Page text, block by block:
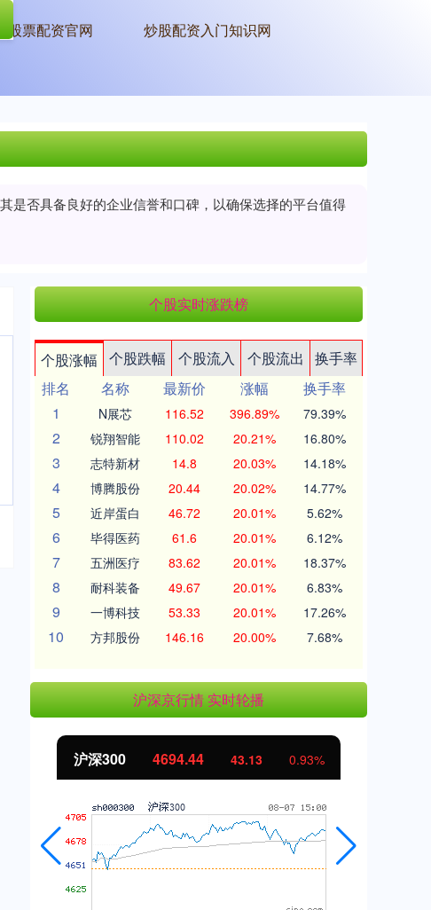
股票配资官网 炒股配资入门知识网
是否具备良好的企业信誉和口碑，以确保选择的平台值得
个股实时涨跌榜
个股涨幅 个股跌幅 个股流入 个股流出
换手率
排名
名称 最新价 涨幅
换手率
1
N展芯 116.52 396.89% 79.39%
2 锐翔智能 110.02 20.21% 16.80%
3 志特新材 14.8 20.03% 14.18%
4 博腾股份 20.44 20.02% 14.77%
5 近岸蛋白 46.72 20.01% 5.62%
6 毕得医药 61.6 20.01% 6.12%
7 五洲医疗 83.62 20.01% 18.37%
8 耐科装备 49.67 20.01% 6.83%
9 一博科技 53.33 20.01% 17.26%
10 方邦股份 146.16 20.00% 7.68%
沪深京行情 实时轮播
沪深300 4694.44 43.13 0.93%